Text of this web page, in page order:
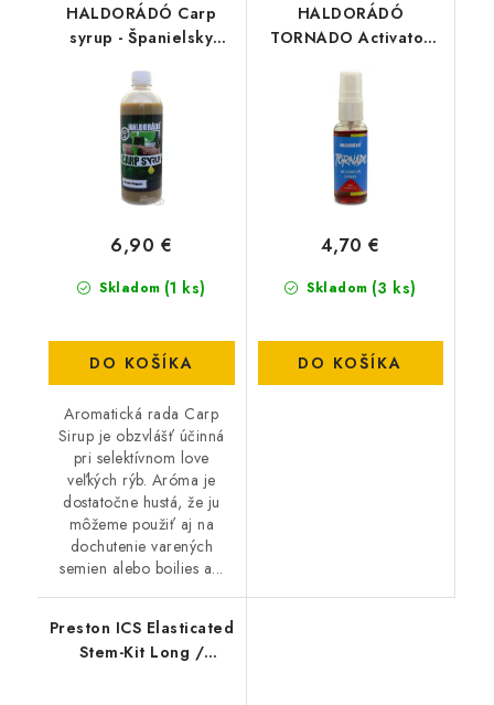
HALDORÁDÓ Carp
syrup - Španielsky
Skladom (1 ks)
6,90 €
DO KOŠÍKA
Aromatická rada Carp
Sirup je obzvlášť účinná
pri selektívnom love
veľkých rýb. Aróma je
dostatočne hustá, že ju
môžeme použiť aj na
dochutenie varených
semien alebo boilies a...
HALDORÁDÓ
TORNADO Activator
Skladom (3 ks)
4,70 €
DO KOŠÍKA
Preston ICS Elasticated
Stem-Kit Long /